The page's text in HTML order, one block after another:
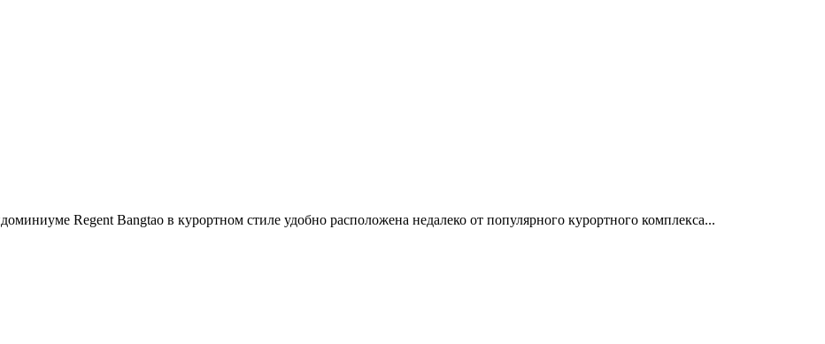
Regent Bangtao в курортном стиле удобно расположена недалеко от популярного курортного комплекса...